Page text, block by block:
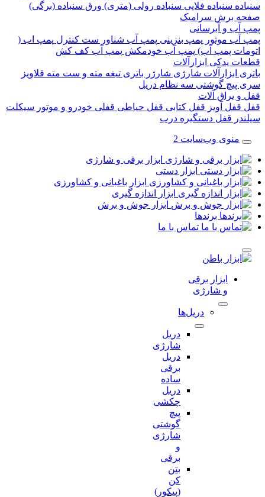
سنباده فلاپیسنباده رولی (متری)ورق سنباده (برگی)
برش‌ سرامیک
و آبرسانی
آبموتور پمپ بنزینیپمپ آب شناورست کنترل پمپ اب (
پمپ آب)پمپ آب خودمکشپمپ آب کف کش
یدکی ابزارآلات
ابزارآلات شارژیشارژر باتریتیغهمته و ست متهقلاویز
پیچ گوشتیسه نظام دریل
یراق آلات
قفل آویز قفل کتابیقفل حیاطیقفلی خودرو و موتور سیکلت
قفل دستگیره درب
منوی وب‌سایت 2
ابزار برقی و شارژی
ابزار دستی
ابزار باغبانی و کشاورزی
ابزار اندازه گیری
ابزار جوش و برش
برندها
تماس با ما
ابزار برقی
و شارژی
دریل‌ها
دریل
شارژی
دریل
دریل
چکشی
گوشتی
شارژی
(پیکور)